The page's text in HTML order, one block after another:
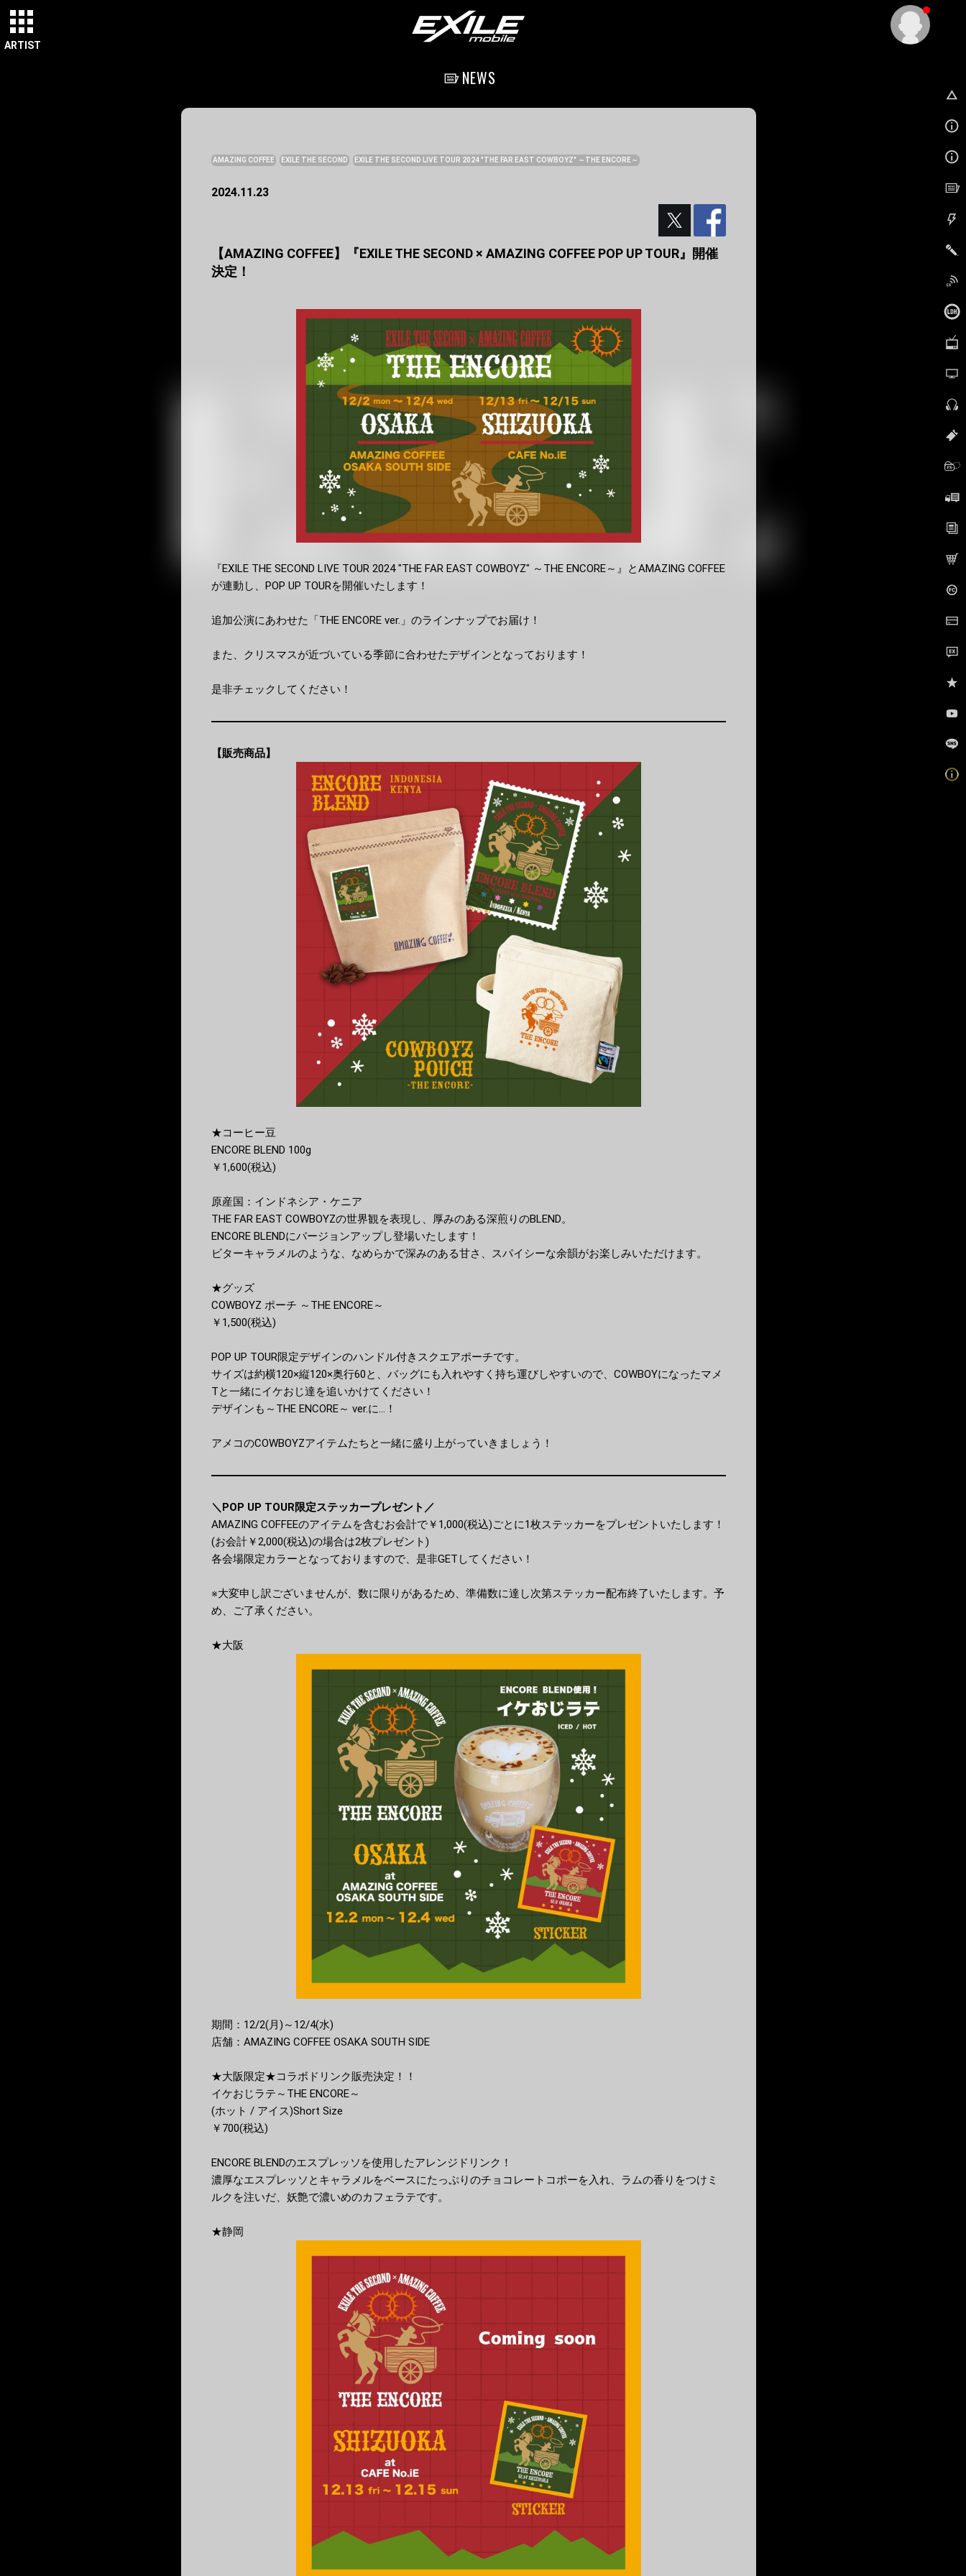
ARTIST
NEWS
AMAZING COFFEE EXILE THE SECOND EXILE THE SECOND LIVE TOUR 2024 "THE FAR EAST COWBOYZ" ～THE ENCORE～
2024.11.23
【AMAZING COFFEE】『EXILE THE SECOND × AMAZING COFFEE POP UP TOUR』開催
決定！
『EXILE THE SECOND LIVE TOUR 2024 "THE FAR EAST COWBOYZ" ～THE ENCORE～』とAMAZING COFFEE
が連動し、POP UP TOURを開催いたします！
追加公演にあわせた「THE ENCORE ver.」のラインナップでお届け！
また、クリスマスが近づいている季節に合わせたデザインとなっております！
是非チェックしてください！
【販売商品】
★コーヒー豆
ENCORE BLEND 100g
￥1,600(税込)
原産国：インドネシア・ケニア
THE FAR EAST COWBOYZの世界観を表現し、厚みのある深煎りのBLEND。
ENCORE BLENDにバージョンアップし登場いたします！
ビターキャラメルのような、なめらかで深みのある甘さ、スパイシーな余韻がお楽しみいただけます。
★グッズ
COWBOYZ ポーチ ～THE ENCORE～
￥1,500(税込)
POP UP TOUR限定デザインのハンドル付きスクエアポーチです。
サイズは約横120×縦120×奥行60と、バッグにも入れやすく持ち運びしやすいので、COWBOYになったマメ
Tと一緒にイケおじ達を追いかけてください！
デザインも～THE ENCORE～ ver.に...！
アメコのCOWBOYZアイテムたちと一緒に盛り上がっていきましょう！
＼POP UP TOUR限定ステッカープレゼント／
AMAZING COFFEEのアイテムを含むお会計で￥1,000(税込)ごとに1枚ステッカーをプレゼントいたします！
(お会計￥2,000(税込)の場合は2枚プレゼント)
各会場限定カラーとなっておりますので、是非GETしてください！
※大変申し訳ございませんが、数に限りがあるため、準備数に達し次第ステッカー配布終了いたします。予
め、ご了承ください。
★大阪
期間：12/2(月)～12/4(水)
店舗：AMAZING COFFEE OSAKA SOUTH SIDE
★大阪限定★コラボドリンク販売決定！！
イケおじラテ～THE ENCORE～
(ホット / アイス)Short Size
￥700(税込)
ENCORE BLENDのエスプレッソを使用したアレンジドリンク！
濃厚なエスプレッソとキャラメルをベースにたっぷりのチョコレートコポーを入れ、ラムの香りをつけミ
ルクを注いだ、妖艶で濃いめのカフェラテです。
★静岡